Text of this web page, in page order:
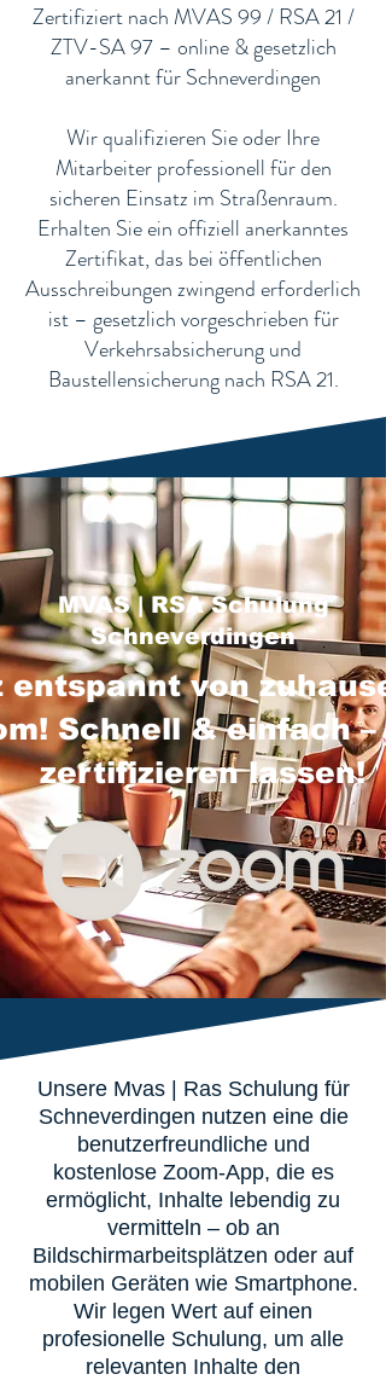
​Zertifiziert nach MVAS 99 / RSA 21 /
ZTV-SA 97 – online & gesetzlich
anerkannt für Schneverdingen
Wir qualifizieren Sie oder Ihre
Mitarbeiter professionell für den
sicheren Einsatz im Straßenraum.
Erhalten Sie ein offiziell anerkanntes
Zertifikat, das bei öffentlichen
Ausschreibungen zwingend erforderlich
ist – gesetzlich vorgeschrieben für
Verkehrsabsicherung und
Baustellensicherung nach RSA 21.
MVAS | RSA Schulung
Schneverdingen
entspannt von
Schnell & einfach –
zertifizieren lassen!
Unsere Mvas | Ras Schulung für
Schneverdingen nutzen eine die
benutzerfreundliche und
kostenlose Zoom-App, die es
ermöglicht, Inhalte lebendig zu
vermitteln – ob an
Bildschirmarbeitsplätzen oder auf
mobilen Geräten wie Smartphone.
Wir legen Wert auf einen
profesionelle Schulung, um alle
relevanten Inhalte den